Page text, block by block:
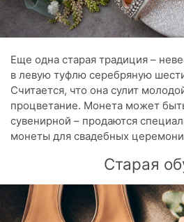
Еще одна старая традиция –
в левую туфлю серебряную
Считается, что она сулит
процветание. Монета может
сувенирной – продаются
монеты для свадебных
Старая